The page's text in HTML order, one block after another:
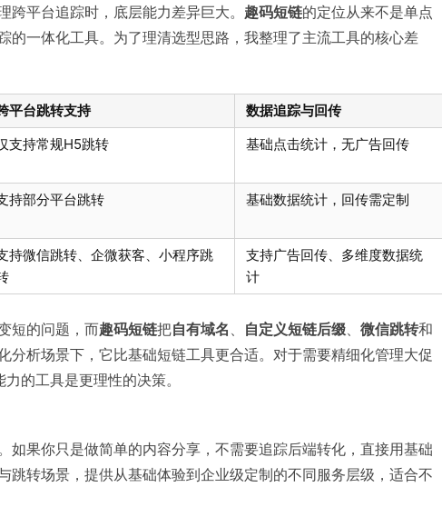
平台追踪时，底层能力差异巨大。 趣码短链的定位从来不是单点
的一体化工具。为了理清选型思路，我整理了主流工具的核心差
平台跳转支持
数据追踪与回传
支持常规H5跳转 基础点击统计，无广告回传
持部分平台跳转 基础数据统计，回传需定制
持微信跳转、企微获客、小程序跳
支持广告回传、多维度数据统
计
短的问题，而趣码短链把自有域名 、 自定义短链后缀、 微信跳转和
分析场景下，它比基础短链工具更合适。对于需要精细化管理大促
的工具是更理性的决策。
如果你只是做简单的内容分享，不需要追踪后端转化，直接用基础
跳转场景，提供从基础体验到企业级定制的不同服务层级，适合不